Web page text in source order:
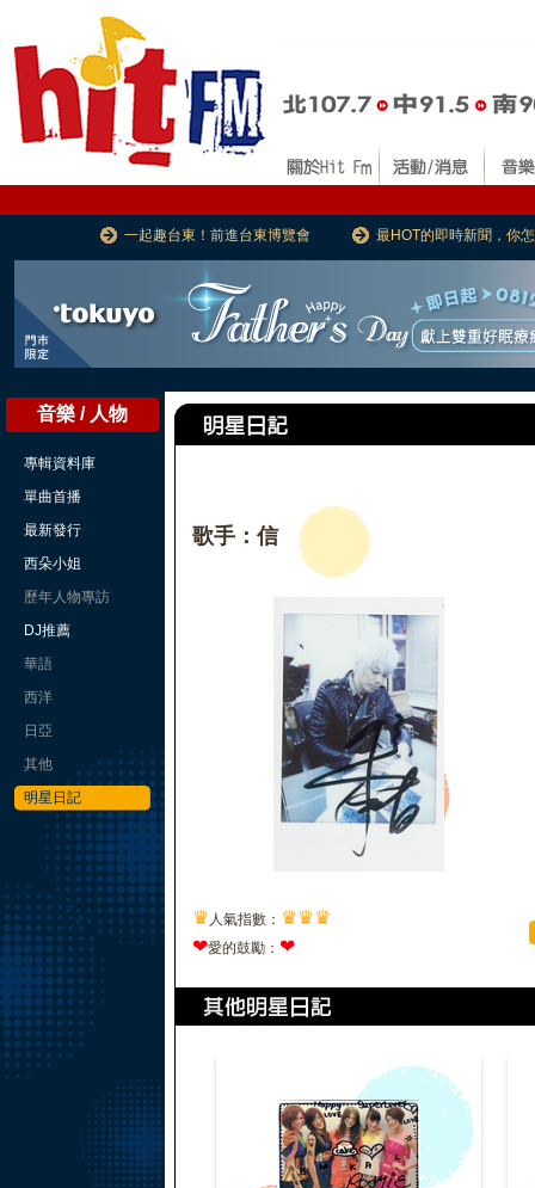
一起趣台東！前進台東博覽會 最HOT的即時新聞，你
音樂 / 人物
專輯資料庫
單曲首播
最新發行
西朵小姐
歷年人物專訪
DJ推薦
華語
西洋
日亞
其他
明星日記
歌手：信
♛ 人氣指數： ♛♛♛
❤愛的鼓勵： ❤